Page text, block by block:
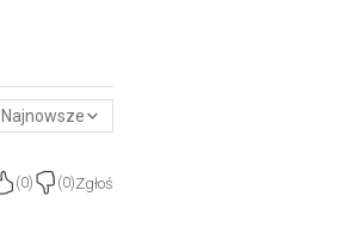
Najnowsze
(0) (0)Zgłoś